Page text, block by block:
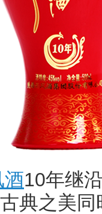
酒10年继
典之美